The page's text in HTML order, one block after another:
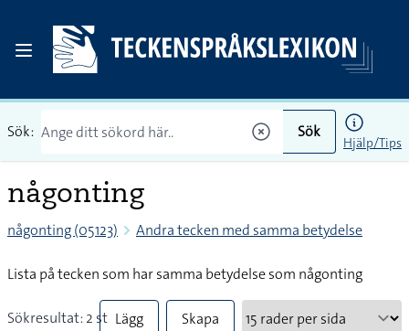
Sök: Sök
Hjälp/Tips
någonting
någonting (05123) Andra tecken med samma betydelse
Lista på tecken som har samma betydelse som någonting
Sökresultat: 2 st Lägg
Skapa